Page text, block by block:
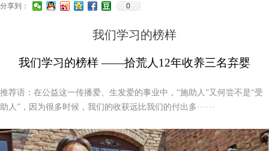
我们学习的榜样
我们学习的榜样 ——拾荒人12年收养三名弃婴
推荐语：在公益这一传播爱、生发爱的事业中，“施助人”又何尝不是“受
助人”，因为很多时候，我们的收获远比我们的付出多······
分享到： 0